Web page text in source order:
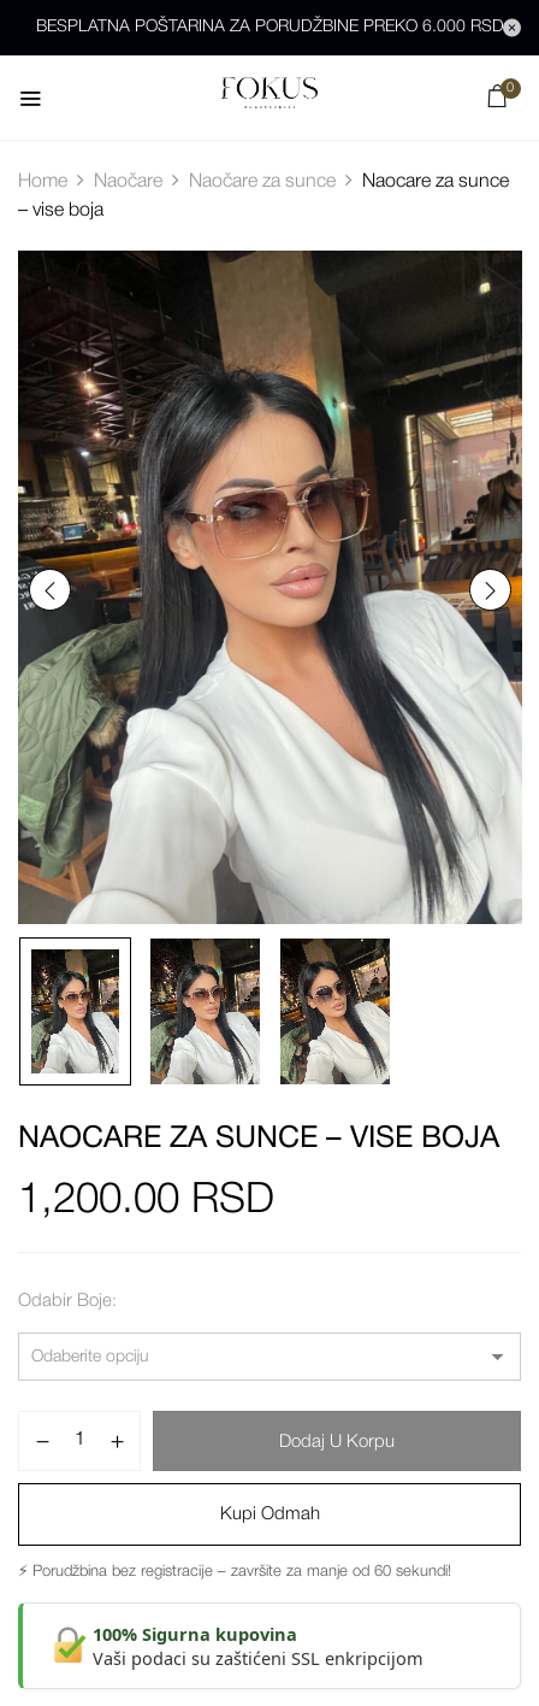
BESPLATNA POŠTARINA ZA PORUDŽBINE PREKO 6.000 RSD
0
Home Naočare Naočare za sunce
Naocare za sunce
– vise boja
NAOCARE ZA SUNCE – VISE BOJA
1,200.00 RSD
Odabir Boje
Dodaj U Korpu
Kupi Odmah
⚡ Porudžbina bez registracije – završite za manje od 60 sekundi!
100% Sigurna kupovina
Vaši podaci su zaštićeni SSL enkripcijom